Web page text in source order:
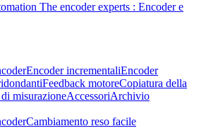
The encoder experts : Encoder e
Encoder incrementaliEncoder
Feedback motoreCopiatura della
misurazioneAccessoriArchivio
Cambiamento reso facile